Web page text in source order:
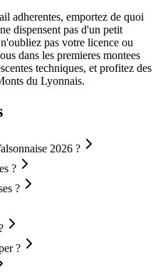
adherentes, emportez de quoi
dispensent pas d'un petit
pas votre licence ou
dans les premieres montees
techniques, et profitez des
du Lyonnais.
2026 ?
?
?
?